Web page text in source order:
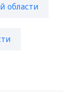
области